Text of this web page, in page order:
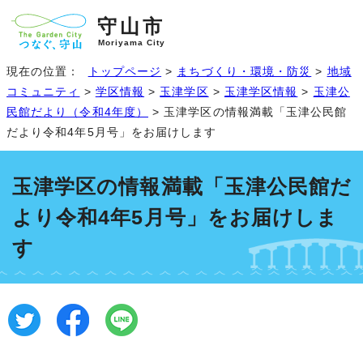
守山市
Moriyama City
現在の位置： トップページ > まちづくり・環境・防災 > 地域
コミュニティ
> 学区情報 > 玉津学区 > 玉津学区情報 > 玉津公
民館だより（令和4年度）
> 玉津学区の情報満載「玉津公民館
だより令和4年5月号」をお届けします
玉津学区の情報満載「玉津公民館だ
より令和4年5月号」をお届けしま
す